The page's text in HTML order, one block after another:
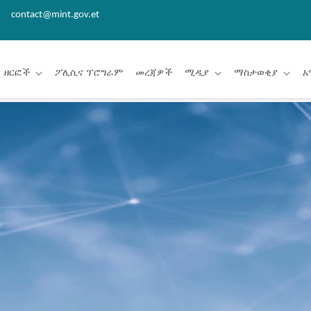
contact@mint.gov.et
ዘርፎች ፖሊሲና ፕሮግራም መረጃዎች ሚዲያ ማስታወቂያ